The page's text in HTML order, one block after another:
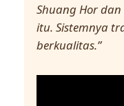
Shuang Hor
itu. Sistemnya
berkualitas.”